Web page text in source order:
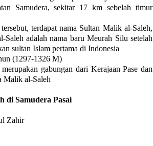
Samudera, sekitar 17 km sebelah timur
terdapat nama Sultan Malik al-Saleh,
Saleh adalah nama baru Meurah Silu setelah
sultan Islam pertama di Indonesia
(1297-1326 M)
gabungan dari Kerajaan Pase dan
Malik al-Saleh
di Samudera Pasai
Zahir